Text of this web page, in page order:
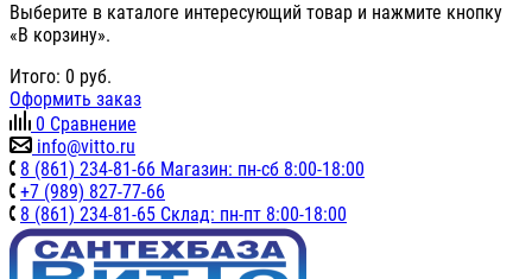
Выберите в каталоге интересующий товар и нажмите кнопку
«В корзину».
Итого: 0 руб.
Оформить заказ
0 Сравнение
info@vitto.ru
8 (861) 234-81-66 Магазин: пн-сб 8:00-18:00
+7 (989) 827-77-66
8 (861) 234-81-65 Склад: пн-пт 8:00-18:00